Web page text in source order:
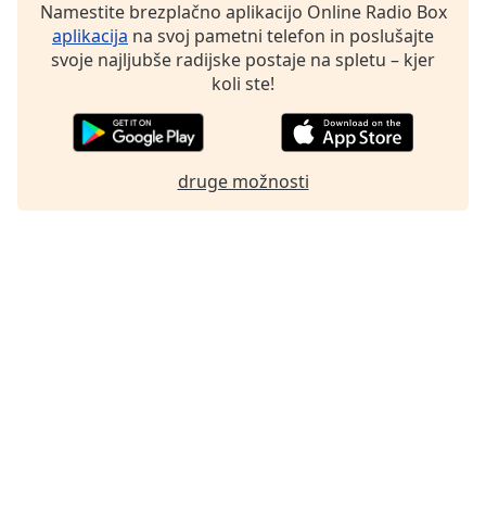
window.
Namestite brezplačno aplikacijo Online Radio Box
aplikacija na svoj pametni telefon in poslušajte
svoje najljubše radijske postaje na spletu – kjer
koli ste!
druge možnosti